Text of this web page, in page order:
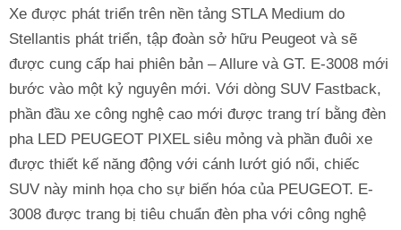
Xe được phát triển trên nền tảng STLA Medium do
Stellantis phát triển, tập đoàn sở hữu Peugeot và sẽ
được cung cấp hai phiên bản – Allure và GT. E-3008 mới
bước vào một kỷ nguyên mới. Với dòng SUV Fastback,
phần đầu xe công nghệ cao mới được trang trí bằng đèn
pha LED PEUGEOT PIXEL siêu mỏng và phần đuôi xe
được thiết kế năng động với cánh lướt gió nổi, chiếc
SUV này minh họa cho sự biến hóa của PEUGEOT. E-
3008 được trang bị tiêu chuẩn đèn pha với công nghệ